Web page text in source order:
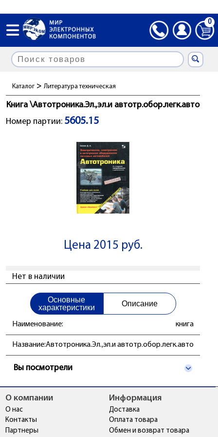
0
Каталог > Литература техническая
Книга \Автотроника.Эл.,эл.и автотр.обор.легк.авто
Номер партии: 5605.15
Цена 2015 руб.
Нет в наличии
Основные
характеристики
Описание
Наименование: книга
Название:Автотроника.Эл.,эл.и автотр.обор.легк.авто
Вы посмотрели
О компании
О нас
Контакты
Партнеры
Информация
Доставка
Оплата товара
Обмен и возврат товара